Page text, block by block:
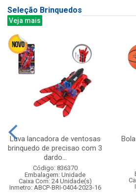
Seleção Brinquedos
Veja mais
Luva lancadora de ventosas
brinquedo de precisao com 3
dardo...
Código: 836370
Embalagem: Unidade
Caixa Com: 24 Unidade(s)
Inmetro: ABCP-BRI-0404-2023-16